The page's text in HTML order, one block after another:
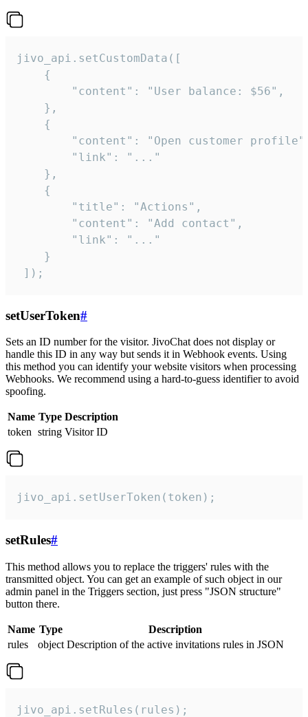
jivo_api.setCustomData([
    {
        "content": "User balance: $56",
    },
    {
"content": "Open customer
        "link": "..."
    },
    {
        "title": "Actions",
        "content": "Add contact",
        "link": "..."
    }
]);
setUserToken#
Sets an ID number for the visitor. JivoChat does not display or
handle this ID in any way but sends it in Webhook events. Using
this method you can identify your website visitors when processing
Webhooks. We recommend using a hard-to-guess identifier to avoid
spoofing.
Name Type Description
token string Visitor ID
jivo_api.setUserToken(token);
setRules#
This method allows you to replace the triggers' rules with the
transmitted object. You can get an example of such object in our
admin panel in the Triggers section, just press "JSON structure"
button there.
Name Type
Description
rules
object Description of the active invitations rules in JSON
jivo_api.setRules(rules);